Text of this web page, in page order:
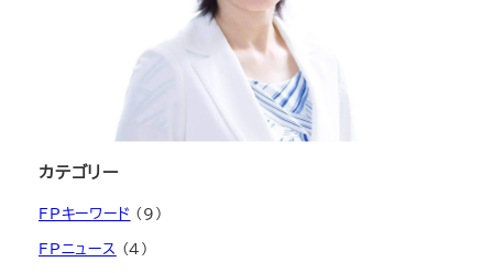
カテゴリー
FPキーワード (9)
FPニュース (4)